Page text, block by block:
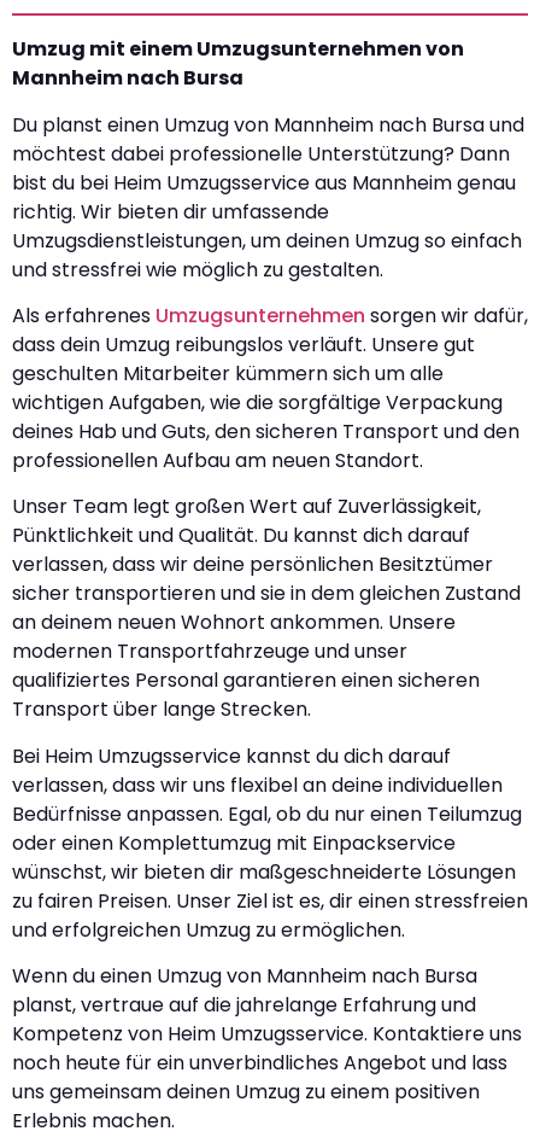
Umzug mit einem Umzugsunternehmen von
Mannheim nach Bursa
Du planst einen Umzug von Mannheim nach Bursa und
möchtest dabei professionelle Unterstützung? Dann
bist du bei Heim Umzugsservice aus Mannheim genau
richtig. Wir bieten dir umfassende
Umzugsdienstleistungen, um deinen Umzug so einfach
und stressfrei wie möglich zu gestalten.
Als erfahrenes Umzugsunternehmen sorgen wir dafür,
dass dein Umzug reibungslos verläuft. Unsere gut
geschulten Mitarbeiter kümmern sich um alle
wichtigen Aufgaben, wie die sorgfältige Verpackung
deines Hab und Guts, den sicheren Transport und den
professionellen Aufbau am neuen Standort.
Unser Team legt großen Wert auf Zuverlässigkeit,
Pünktlichkeit und Qualität. Du kannst dich darauf
verlassen, dass wir deine persönlichen Besitztümer
sicher transportieren und sie in dem gleichen Zustand
an deinem neuen Wohnort ankommen. Unsere
modernen Transportfahrzeuge und unser
qualifiziertes Personal garantieren einen sicheren
Transport über lange Strecken.
Bei Heim Umzugsservice kannst du dich darauf
verlassen, dass wir uns flexibel an deine individuellen
Bedürfnisse anpassen. Egal, ob du nur einen Teilumzug
oder einen Komplettumzug mit Einpackservice
wünschst, wir bieten dir maßgeschneiderte Lösungen
zu fairen Preisen. Unser Ziel ist es, dir einen stressfreien
und erfolgreichen Umzug zu ermöglichen.
Wenn du einen Umzug von Mannheim nach Bursa
planst, vertraue auf die jahrelange Erfahrung und
Kompetenz von Heim Umzugsservice. Kontaktiere uns
noch heute für ein unverbindliches Angebot und lass
uns gemeinsam deinen Umzug zu einem positiven
Erlebnis machen.